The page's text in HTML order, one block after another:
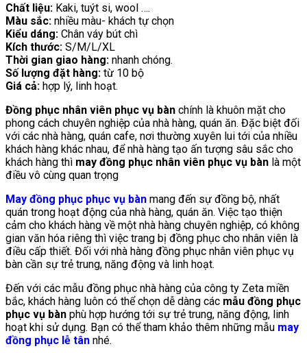
Chất liệu: Kaki, tuýt si, wool ….
Màu sắc: nhiều màu- khách tự chọn
Kiểu dáng: Chân váy bút chì
Kích thước: S/M/L/XL
Thời gian giao hàng: nhanh chóng.
Số lượng đặt hàng: từ 10 bộ
Giá cả: hợp lý, linh hoạt.
Đồng phục nhân viên phục vụ bàn chính là khuôn mặt cho
phong cách chuyên nghiệp của nhà hàng, quán ăn. Đặc biệt đối
với các nhà hàng, quán cafe, nơi thường xuyên lui tới của nhiều
khách hàng khác nhau, để nhà hàng tạo ấn tượng sâu sắc cho
khách hàng thì may đồng phục nhân viên phục vụ bàn là một
điều vô cùng quan trọng
May đồng phục phục vụ bàn mang đến sự đồng bộ, nhất
quán trong hoạt động của nhà hàng, quán ăn. Việc tạo thiện
cảm cho khách hàng về một nhà hàng chuyên nghiệp, có không
gian văn hóa riêng thì việc trang bị đồng phục cho nhân viên là
điều cấp thiết. Đối với nhà hàng đồng phục nhân viên phục vụ
bàn cần sự trẻ trung, năng động và linh hoạt.
Đến với các mẫu đồng phục nhà hàng của công ty Zeta miền
bắc, khách hàng luôn có thể chọn dễ dàng các mẫu đồng phục
phục vụ bàn phù hợp hướng tới sự trẻ trung, năng động, linh
hoạt khi sử dụng. Bạn có thể tham khảo thêm những mẫu may
đồng phục lễ tân nhé.